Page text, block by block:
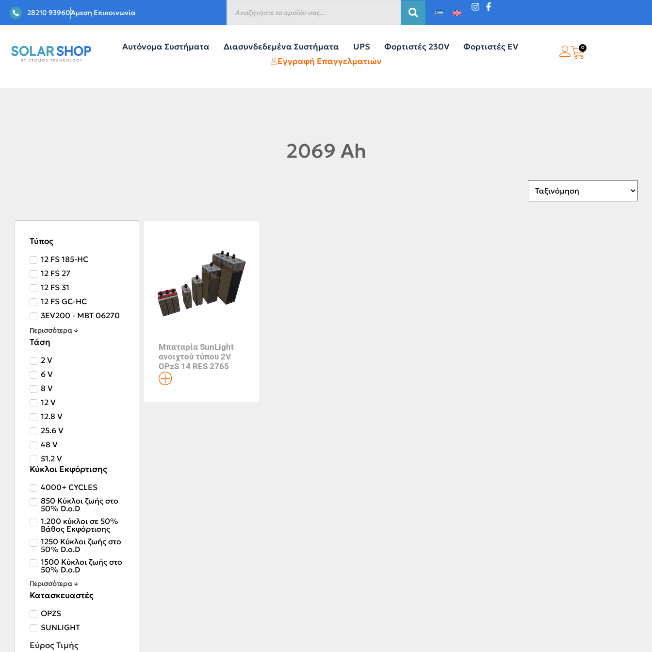
28210 93960Άμεση Επικοινωνία
Αυτόνομα Συστήματα Διασυνδεδεμένα Συστήματα UPS Φορτιστές 230V
Φορτιστές EV
Εγγραφή Επαγγελματιών
0
2069 Ah
Τύπος
12 FS 185-HC
12 FS 27
12 FS 31
12 FS GC-HC
3EV200 - MBT 06270
Περισσότερα ↓
Τάση
2 V
6 V
8 V
12 V
12.8 V
25.6 V
48 V
51.2 V
Κύκλοι Εκφόρτισης
4000+ CYCLES
850 Κύκλοι ζωής στο
50% D.o.D
1.200 κύκλοι σε 50%
Βάθος Εκφόρτισης
1250 Κύκλοι ζωής στο
50% D.o.D
1500 Κύκλοι ζωής στο
50% D.o.D
Περισσότερα ↓
Κατασκευαστές
OPZS
SUNLIGHT
Εύρος Τιμής
Μπαταρία SunLight
ανοιχτού τύπου 2V
OPzS 14 RES 2765